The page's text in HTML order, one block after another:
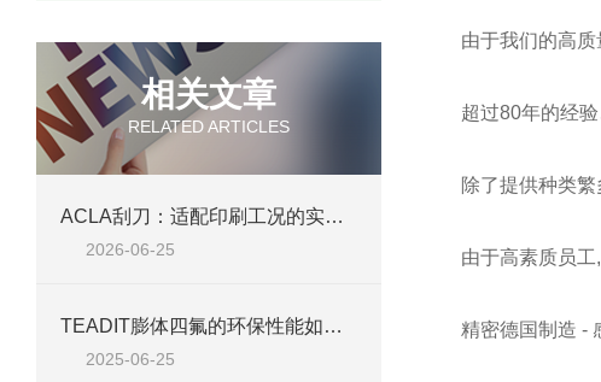
相关文章
RELATED ARTICLES
ACLA刮刀：适配印刷工况的实用工艺配件
2026-06-25
TEADIT膨体四氟的环保性能如何？
2025-06-25
由于我们的高
超过80年的经
除了提供种类
由于高素质员
精密德国制造 -